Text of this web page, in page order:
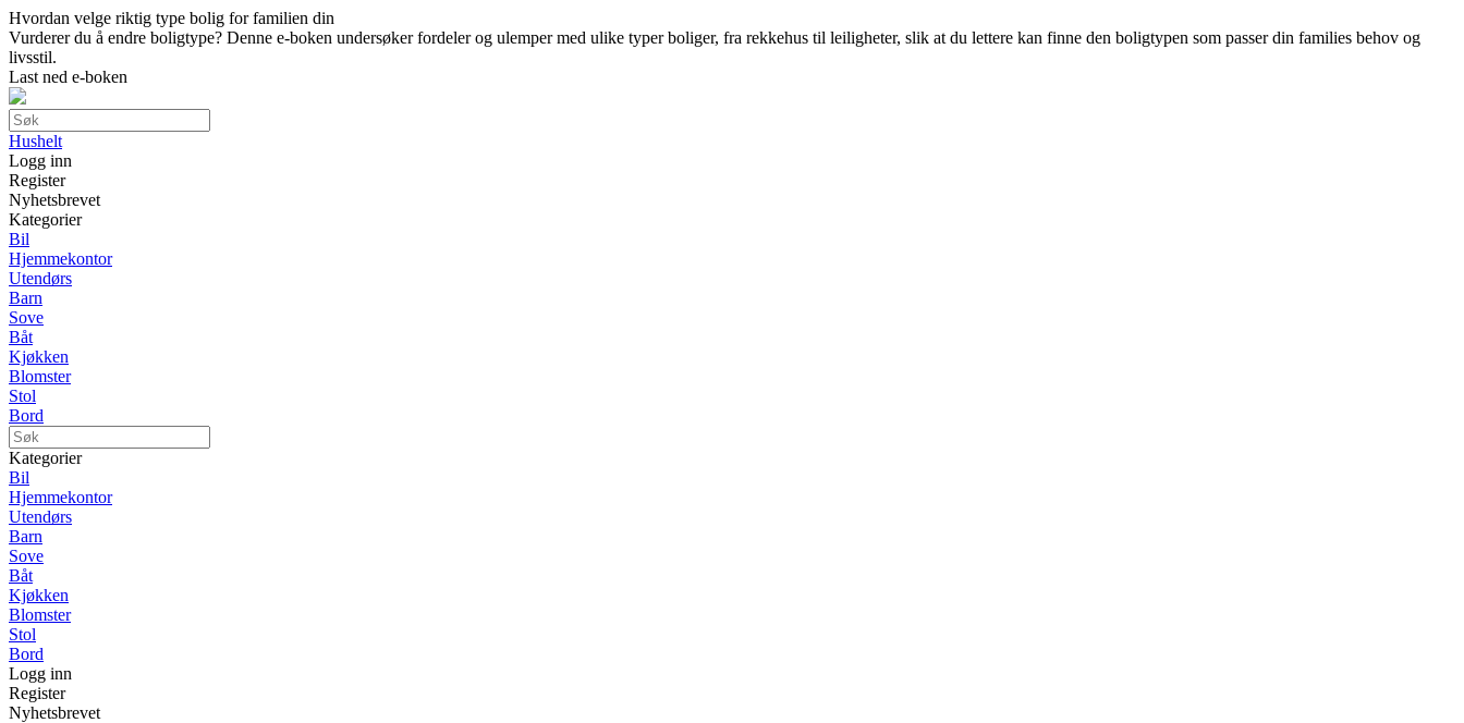
Hvordan velge riktig type bolig for familien din
Vurderer du å endre boligtype? Denne e-boken undersøker fordeler og ulemper med ulike typer boliger, fra rekkehus til leiligheter, slik at du lettere kan finne den boligtypen som passer din families behov og
livsstil.
Last ned e-boken
Hushelt
Logg inn
Register
Nyhetsbrevet
Kategorier
Bil
Hjemmekontor
Utendørs
Barn
Sove
Båt
Kjøkken
Blomster
Stol
Bord
Kategorier
Bil
Hjemmekontor
Utendørs
Barn
Sove
Båt
Kjøkken
Blomster
Stol
Bord
Logg inn
Register
Nyhetsbrevet